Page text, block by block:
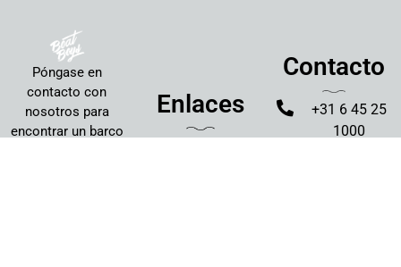
Póngase en
contacto con
nosotros para
encontrar un barco
Enlaces
Contacto
+31 6 45 25
1000